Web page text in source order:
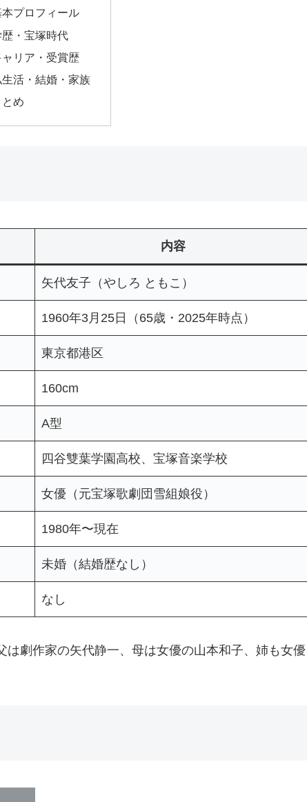
プロフィール
・宝塚時代
ャリア・受賞歴
活・結婚・家族
とめ
内容
矢代友子（やしろ ともこ）
1960年3月25日（65歳・2025年時点）
東京都港区
160cm
A型
四谷雙葉学園高校、宝塚音楽学校
女優（元宝塚歌劇団雪組娘役）
1980年〜現在
未婚（結婚歴なし）
なし
劇作家の矢代静一、母は女優の山本和子、姉も女優